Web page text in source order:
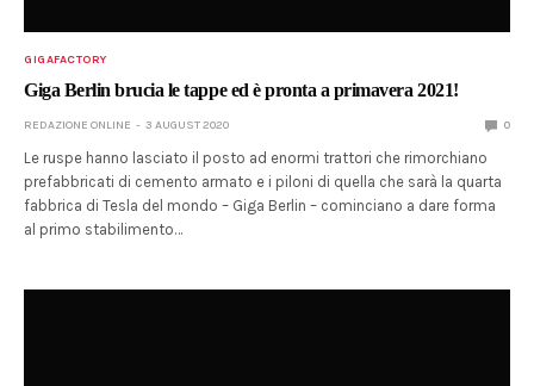
GIGAFACTORY
Giga Berlin brucia le tappe ed è pronta a primavera 2021!
REDAZIONE ONLINE 3 AUGUST 2020 0
Le ruspe hanno lasciato il posto ad enormi trattori che rimorchiano
prefabbricati di cemento armato e i piloni di quella che sarà la quarta
fabbrica di Tesla del mondo – Giga Berlin – cominciano a dare forma
al primo stabilimento…